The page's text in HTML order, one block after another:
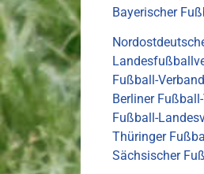
Bayerischer
Fußball-
Berliner
Fußball-
Thüringer
Sächsischer